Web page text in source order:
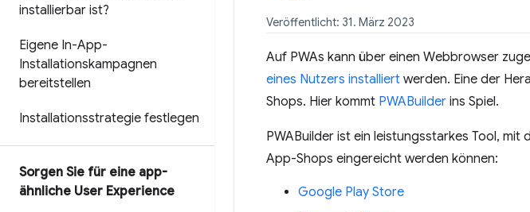
installierbar ist?
Eigene In-App-
Installationskampagnen
bereitstellen
Installationsstrategie festlegen
Sorgen Sie für eine app-
ähnliche User Experience
Veröffentlicht: 31. März 2023
Auf PWAs kann über einen Webbrowser
eines Nutzers installiert werden. Eine der
Shops. Hier kommt PWABuilder ins Spiel.
PWABuilder ist ein leistungsstarkes Tool,
App-Shops eingereicht werden können:
Google Play Store